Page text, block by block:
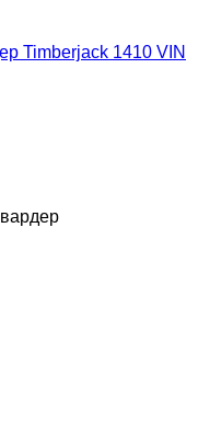
Timberjack 1410 VIN